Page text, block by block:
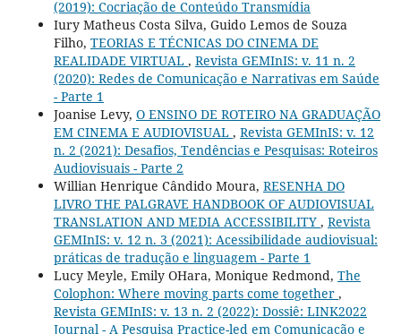
(2019): Cocriação de Conteúdo Transmídia
Iury Matheus Costa Silva, Guido Lemos de Souza
Filho, TEORIAS E TÉCNICAS DO CINEMA DE
REALIDADE VIRTUAL , Revista GEMInIS: v. 11 n. 2
(2020): Redes de Comunicação e Narrativas em Saúde
- Parte 1
Joanise Levy, O ENSINO DE ROTEIRO NA GRADUAÇÃO
EM CINEMA E AUDIOVISUAL , Revista GEMInIS: v. 12
n. 2 (2021): Desafios, Tendências e Pesquisas: Roteiros
Audiovisuais - Parte 2
Willian Henrique Cândido Moura, RESENHA DO
LIVRO THE PALGRAVE HANDBOOK OF AUDIOVISUAL
TRANSLATION AND MEDIA ACCESSIBILITY , Revista
GEMInIS: v. 12 n. 3 (2021): Acessibilidade audiovisual:
práticas de tradução e linguagem - Parte 1
Lucy Meyle, Emily OHara, Monique Redmond, The
Colophon: Where moving parts come together ,
Revista GEMInIS: v. 13 n. 2 (2022): Dossiê: LINK2022
Journal - A Pesquisa Practice-led em Comunicação e